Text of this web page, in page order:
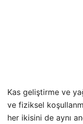
Kas geliştirme ve
ve fiziksel
her ikisini de aynı